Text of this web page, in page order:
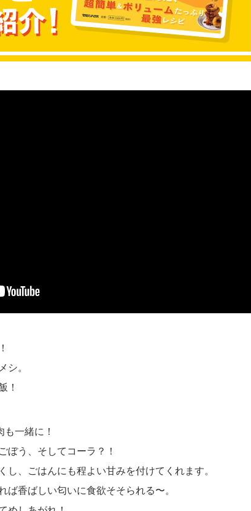
シ。
！
一緒に！
ぼう、そしてコーラ？！
し、ごはんにも程よい甘みを付けてくれます。
ば香ばしい匂いに食欲そそられる〜。